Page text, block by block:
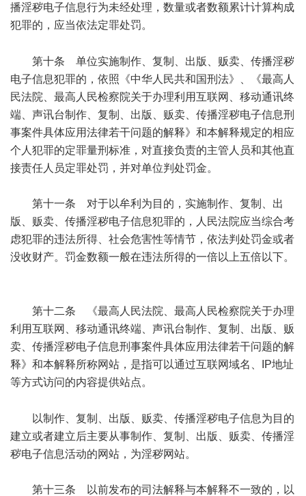
播淫秽电子信息行为未经处理，数量或者数额累计计算构成
犯罪的，应当依法定罪处罚。
第十条 单位实施制作、复制、出版、贩卖、传播淫秽
电子信息犯罪的，依照《中华人民共和国刑法》、《最高人
民法院、最高人民检察院关于办理利用互联网、移动通讯终
端、声讯台制作、复制、出版、贩卖、传播淫秽电子信息刑
事案件具体应用法律若干问题的解释》和本解释规定的相应
个人犯罪的定罪量刑标准，对直接负责的主管人员和其他直
接责任人员定罪处罚，并对单位判处罚金。
第十一条 对于以牟利为目的，实施制作、复制、出
版、贩卖、传播淫秽电子信息犯罪的，人民法院应当综合考
虑犯罪的违法所得、社会危害性等情节，依法判处罚金或者
没收财产。罚金数额一般在违法所得的一倍以上五倍以下。
第十二条 《最高人民法院、最高人民检察院关于办理
利用互联网、移动通讯终端、声讯台制作、复制、出版、贩
卖、传播淫秽电子信息刑事案件具体应用法律若干问题的解
释》和本解释所称网站，是指可以通过互联网域名、IP地址
等方式访问的内容提供站点。
以制作、复制、出版、贩卖、传播淫秽电子信息为目的
建立或者建立后主要从事制作、复制、出版、贩卖、传播淫
秽电子信息活动的网站，为淫秽网站。
第十三条 以前发布的司法解释与本解释不一致的，以